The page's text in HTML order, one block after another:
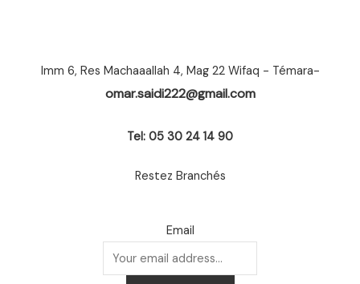
Imm 6, Res Machaaallah 4, Mag 22 Wifaq - Témara-
omar.saidi222@gmail.com
Tel: 05 30 24 14 90
Restez Branchés
Email